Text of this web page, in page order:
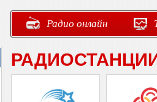
Радио онлайн